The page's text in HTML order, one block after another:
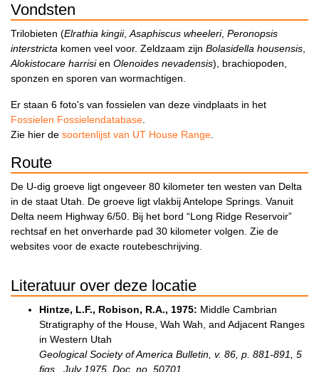
Vondsten
Trilobieten (Elrathia kingii,Asaphiscus wheeleri, Peronopsis
interstricta komen veel voor. Zeldzaam zijn Bolasidella housensis,
Alokistocare harrisien Olenoides nevadensis), brachiopoden,
sponzen en sporen van wormachtigen.
Er staan 6 foto's van fossielen van deze vindplaats in het
Fossielen Fossielendatabase.
Zie hier de soortenlijst van UT House Range.
Route
De U-dig groeve ligt ongeveer 80 kilometer ten westen van Delta
in de staat Utah. De groeve ligt vlakbij Antelope Springs. Vanuit
Delta neem Highway 6/50. Bij het bord “Long Ridge Reservoir”
rechtsaf en het onverharde pad 30 kilometer volgen. Zie de
websites voor de exacte routebeschrijving.
Literatuur over deze locatie
Hintze, L.F., Robison, R.A., 1975: Middle Cambrian
Stratigraphy of the House, Wah Wah, and Adjacent Ranges
in Western Utah
Geological Society of America Bulletin, v. 86, p. 881-891, 5
figs., July 1975, Doc. no. 50701.